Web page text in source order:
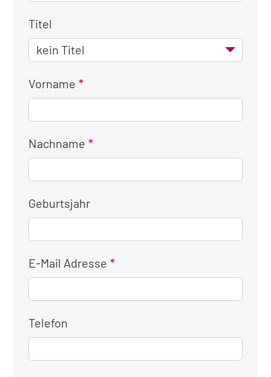
Titel
Vorname
Nachname
Geburtsjahr
E-Mail Adresse
Telefon